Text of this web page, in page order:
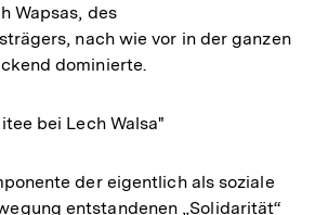
Wapsas, des
nach wie vor in der ganzen
dominierte.
bei Lech Walsa"
der eigentlich als soziale
entstandenen „Solidarität“